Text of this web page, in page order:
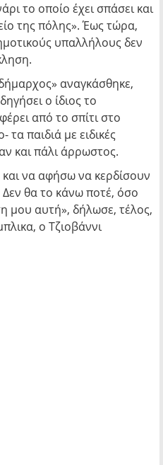
το οποίο έχει σπάσει και
της πόλης». Έως τώρα,
υπαλλήλους δεν
αναγκάσθηκε,
ο ίδιος το
από το σπίτι στο
τα παιδιά με ειδικές
και πάλι άρρωστος.
να αφήσω να κερδίσουν
Δεν θα το κάνω ποτέ, όσο
μου αυτή», δήλωσε, τέλος,
ο Τζιοβάννι